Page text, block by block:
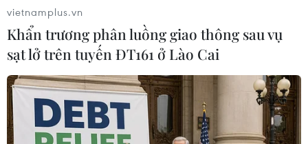
Theo dõi VietnamPlus
vietnamplus.vn
Khẩn trương phân luồng giao thông sau vụ
sạt lở trên tuyến ĐT161 ở Lào Cai